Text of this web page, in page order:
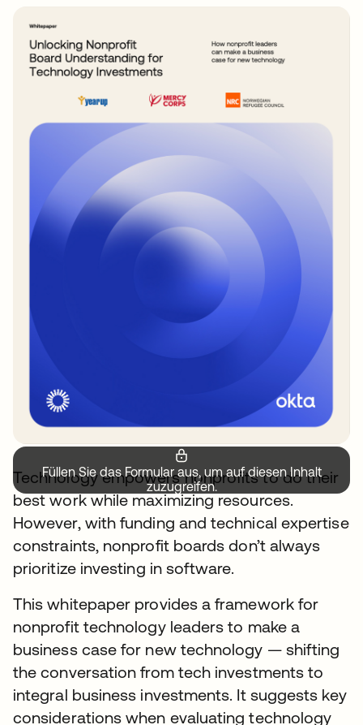
Füllen Sie das Formular aus, um auf diesen Inhalt
zuzugreifen.
Technology empowers nonprofits to do their
best work while maximizing resources.
However, with funding and technical expertise
constraints, nonprofit boards don’t always
prioritize investing in software.
This whitepaper provides a framework for
nonprofit technology leaders to make a
business case for new technology — shifting
the conversation from tech investments to
integral business investments. It suggests key
considerations when evaluating technology